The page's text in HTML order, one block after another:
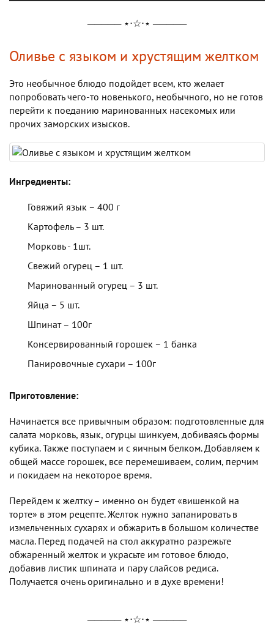
───── ⋆⋅☆⋅⋆ ─────
Оливье с языком и хрустящим желтком
Это необычное блюдо подойдет всем, кто желает
попробовать чего-то новенького, необычного, но не готов
перейти к поеданию маринованных насекомых или
прочих заморских изысков.
Ингредиенты:
Говяжий язык – 400 г
Картофель – 3 шт.
Морковь - 1шт.
Свежий огурец – 1 шт.
Маринованный огурец – 3 шт.
Яйца – 5 шт.
Шпинат – 100г
Консервированный горошек – 1 банка
Панировочные сухари – 100г
Приготовление:
Начинается все привычным образом: подготовленные для
салата морковь, язык, огурцы шинкуем, добиваясь формы
кубика. Также поступаем и с яичным белком. Добавляем к
общей массе горошек, все перемешиваем, солим, перчим
и покидаем на некоторое время.
Перейдем к желтку – именно он будет «вишенкой на
торте» в этом рецепте. Желток нужно запанировать в
измельченных сухарях и обжарить в большом количестве
масла. Перед подачей на стол аккуратно разрежьте
обжаренный желток и украсьте им готовое блюдо,
добавив листик шпината и пару слайсов редиса.
Получается очень оригинально и в духе времени!
───── ⋆⋅☆⋅⋆ ─────